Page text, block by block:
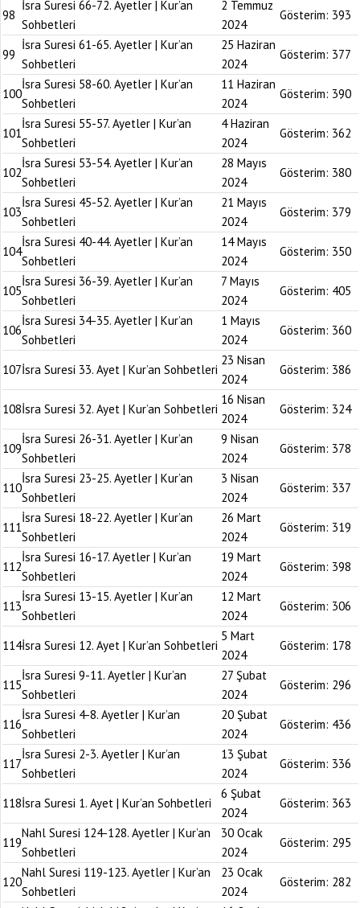
98
İsra Suresi 66-72. Ayetler | Kur’an
Sohbetleri
2 Temmuz
2024
Gösterim: 393
99
İsra Suresi 61-65. Ayetler | Kur’an
Sohbetleri
25 Haziran
2024
Gösterim: 377
100
İsra Suresi 58-60. Ayetler | Kur’an
Sohbetleri
11 Haziran
2024
Gösterim: 390
101
İsra Suresi 55-57. Ayetler | Kur’an
Sohbetleri
4 Haziran
2024
Gösterim: 362
102
İsra Suresi 53-54. Ayetler | Kur’an
Sohbetleri
28 Mayıs
2024
Gösterim: 380
103
İsra Suresi 45-52. Ayetler | Kur’an
Sohbetleri
21 Mayıs
2024
Gösterim: 379
104
İsra Suresi 40-44. Ayetler | Kur’an
Sohbetleri
14 Mayıs
2024
Gösterim: 350
105
İsra Suresi 36-39. Ayetler | Kur’an
Sohbetleri
7 Mayıs
2024
Gösterim: 405
106
İsra Suresi 34-35. Ayetler | Kur’an
Sohbetleri
1 Mayıs
2024
Gösterim: 360
107İsra Suresi 33. Ayet | Kur’an Sohbetleri
23 Nisan
2024
Gösterim: 386
108İsra Suresi 32. Ayet | Kur’an Sohbetleri
16 Nisan
2024
Gösterim: 324
109
İsra Suresi 26-31. Ayetler | Kur’an
Sohbetleri
9 Nisan
2024
Gösterim: 378
110
İsra Suresi 23-25. Ayetler | Kur’an
Sohbetleri
3 Nisan
2024
Gösterim: 337
111
İsra Suresi 18-22. Ayetler | Kur’an
Sohbetleri
26 Mart
2024
Gösterim: 319
112
İsra Suresi 16-17. Ayetler | Kur’an
Sohbetleri
19 Mart
2024
Gösterim: 398
113
İsra Suresi 13-15. Ayetler | Kur’an
Sohbetleri
12 Mart
2024
Gösterim: 306
114İsra Suresi 12. Ayet | Kur’an Sohbetleri
5 Mart
2024
Gösterim: 178
115
İsra Suresi 9-11. Ayetler | Kur’an
Sohbetleri
27 Şubat
2024
Gösterim: 296
116
İsra Suresi 4-8. Ayetler | Kur’an
Sohbetleri
20 Şubat
2024
Gösterim: 436
117
İsra Suresi 2-3. Ayetler | Kur’an
Sohbetleri
13 Şubat
2024
Gösterim: 336
118İsra Suresi 1. Ayet | Kur’an Sohbetleri
6 Şubat
2024
Gösterim: 363
119
Nahl Suresi 124-128. Ayetler | Kur’an
Sohbetleri
30 Ocak
2024
Gösterim: 295
120
Nahl Suresi 119-123. Ayetler | Kur’an
Sohbetleri
23 Ocak
2024
Gösterim: 282